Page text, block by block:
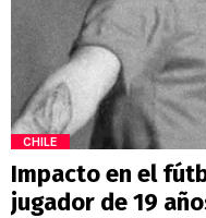
CHILE
Impacto en el
jugador de 19